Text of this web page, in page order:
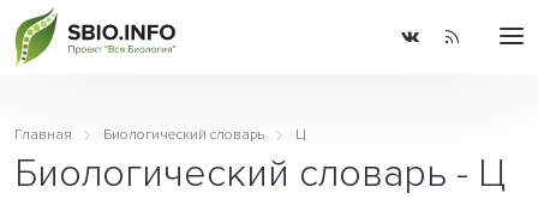
Главная Биологический словарь Ц
Биологический словарь - Ц